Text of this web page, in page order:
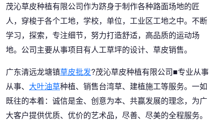
茂沁草皮种植有限公司作为跻身于制作各种路面场地的匠
人，穿梭于各个工地，学校，单位，工业区工地之中。不断
学习，探索，专注细节，努力打造舒适，高品质的运动场
地。公司主要从事项目有人工草坪的设计、草皮销售。
广东清远龙塘镇草皮批发?茂沁草皮种植有限公司■专业从事
从事、 大叶油草种植、销售台湾草、建植施工等服务。一如
既往的本着：诚信是金、创意为本、共赢发展的理念，为广
大客户提供优质、优价的艺术品，尽善、尽美的全程服务。